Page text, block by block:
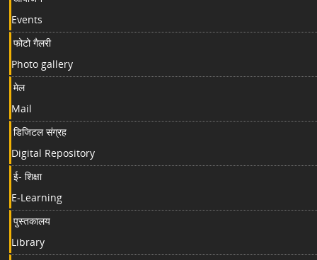
Events
फोटो गैलरी
Photo gallery
मेल
Mail
डिजिटल संग्रह
Digital Repository
ई- शिक्षा
E-Learning
पुस्तकालय
Library